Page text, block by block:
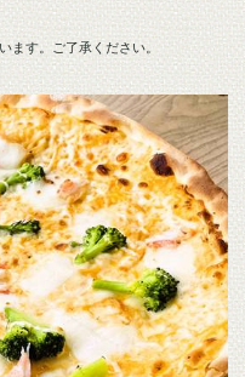
ます。ご了承ください。